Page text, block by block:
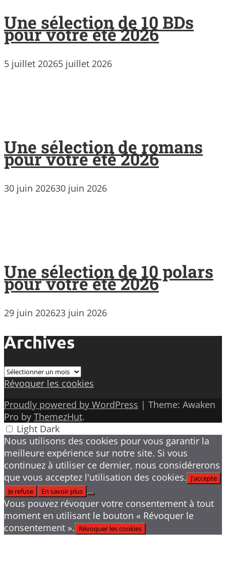
Une sélection de 10 BDs
pour votre été 2026
5 juillet 20265 juillet 2026
Une sélection de romans
pour votre été 2026
30 juin 202630 juin 2026
Une sélection de 10 polars
pour votre été 2026
29 juin 202623 juin 2026
Archives
Archives
Révoquer les cookies
Proudly powered by WordPress | Theme: Awaken
Pro by ThemezHut.
Light Dark
Nous utilisons des cookies pour vous garantir la
meilleure expérience sur notre site. Si vous
continuez à utiliser ce dernier, nous considérerons
que vous acceptez l'utilisation des cookies. J'accepte
Je refuse
En savoir plus
Vous pouvez révoquer votre consentement à tout
moment en utilisant le bouton « Révoquer le
consentement ». Révoquer les cookies